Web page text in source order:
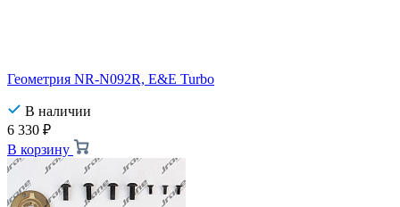
Геометрия NR-N092R, E&E Turbo
В наличии
6 330 ₽
В корзину